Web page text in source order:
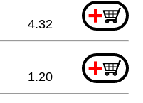
+
4.32
+
1.20